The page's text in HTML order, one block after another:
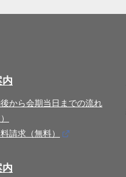
から会期当日までの流れ
請求（無料）